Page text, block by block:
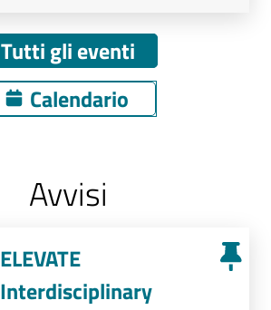
Tutti gli eventi
Calendario
Avvisi
ELEVATE
Interdisciplinary